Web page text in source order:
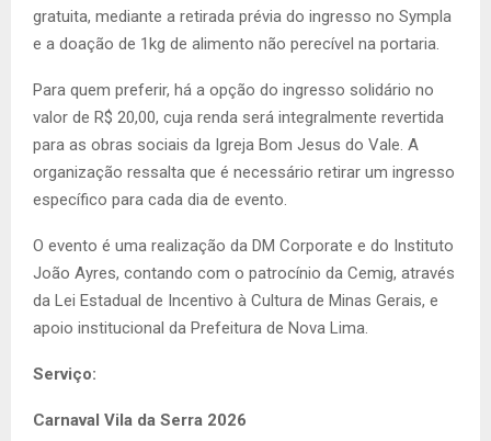
gratuita, mediante a retirada prévia do ingresso no Sympla
e a doação de 1kg de alimento não perecível na portaria.
Para quem preferir, há a opção do ingresso solidário no
valor de R$ 20,00, cuja renda será integralmente revertida
para as obras sociais da Igreja Bom Jesus do Vale. A
organização ressalta que é necessário retirar um ingresso
específico para cada dia de evento.
O evento é uma realização da DM Corporate e do Instituto
João Ayres, contando com o patrocínio da Cemig, através
da Lei Estadual de Incentivo à Cultura de Minas Gerais, e
apoio institucional da Prefeitura de Nova Lima.
Serviço:
Carnaval Vila da Serra 2026